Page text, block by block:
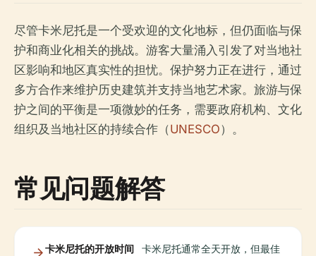
尽管卡米尼托是一个受欢迎的文化地标，但仍面临与保
护和商业化相关的挑战。游客大量涌入引发了对当地社
区影响和地区真实性的担忧。保护努力正在进行，通过
多方合作来维护历史建筑并支持当地艺术家。旅游与保
护之间的平衡是一项微妙的任务，需要政府机构、文化
组织及当地社区的持续合作（UNESCO）。
常见问题解答
卡米尼托的开放时间
卡米尼托通常全天开放，但最佳